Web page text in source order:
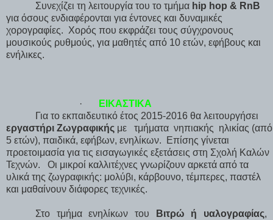
Συνεχίζει τη λειτουργία του το τμήμα hip hop & RnB
για όσους ενδιαφέρονται για έντονες και δυναμικές
χορογραφίες. Χορός που εκφράζει τους σύγχρονους
μουσικούς ρυθμούς, για μαθητές από 10 ετών, εφήβους και
ενήλικες.
·
ΕΙΚΑΣΤΙΚΑ
Για το εκπαιδευτικό έτος 2015-2016 θα λειτουργήσει
εργαστήρι Ζωγραφικής με τμήματα νηπιακής ηλικίας (από
5 ετών), παιδικά, εφήβων, ενηλίκων.
Επίσης γίνεται
προετοιμασία για τις εισαγωγικές εξετάσεις στη Σχολή Καλών
Τεχνών.
Οι μικροί καλλιτέχνες γνωρίζουν αρκετά από τα
υλικά της ζωγραφικής: μολύβι, κάρβουνο, τέμπερες, παστέλ
και μαθαίνουν διάφορες τεχνικές.
Στο τμήμα ενηλίκων του Βιτρώ ή υαλογραφίας,